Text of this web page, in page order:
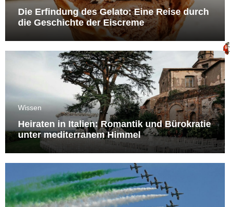
Die Erfindung des Gelato: Eine Reise durch
die Geschichte der Eiscreme
Wissen
Heiraten in Italien: Romantik und Bürokratie
unter mediterranem Himmel